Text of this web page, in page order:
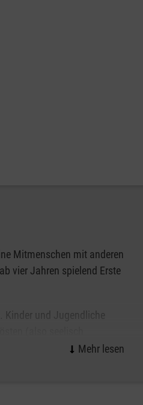
Mitmenschen mit anderen
vier Jahren spielend Erste
Kinder und Jugendliche
Verbände anlegen)